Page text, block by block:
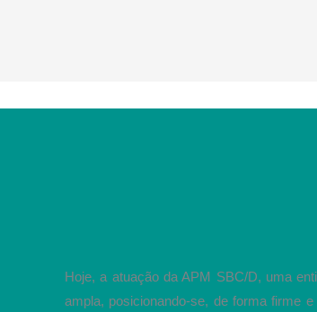
Hoje, a atuação da APM SBC/D, uma
ampla, posicionando-se, de forma firme